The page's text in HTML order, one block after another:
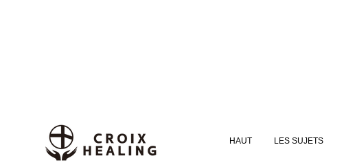
HAUT LES SUJETS